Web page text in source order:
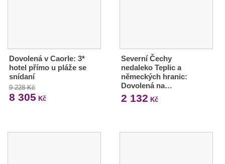
Dovolená v Caorle: 3*
hotel přímo u pláže se
snídaní
9 228 Kč
8 305 Kč
Severní Čechy
nedaleko Teplic a
německých hranic:
Dovolená na…
2 132 Kč